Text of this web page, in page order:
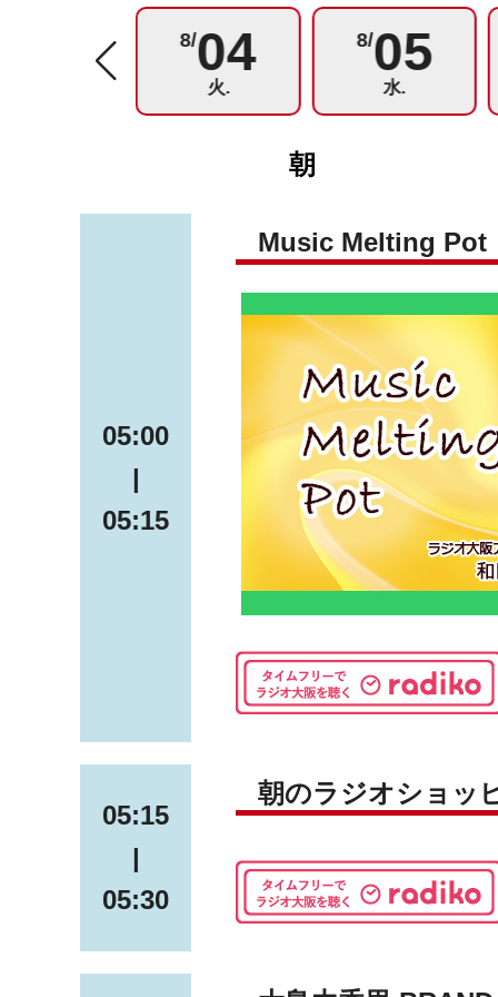
8/04
火.
8/05
水.
朝
05:00
|
05:15
Music Melting Pot
05:15
|
05:30
朝のラジオショッ